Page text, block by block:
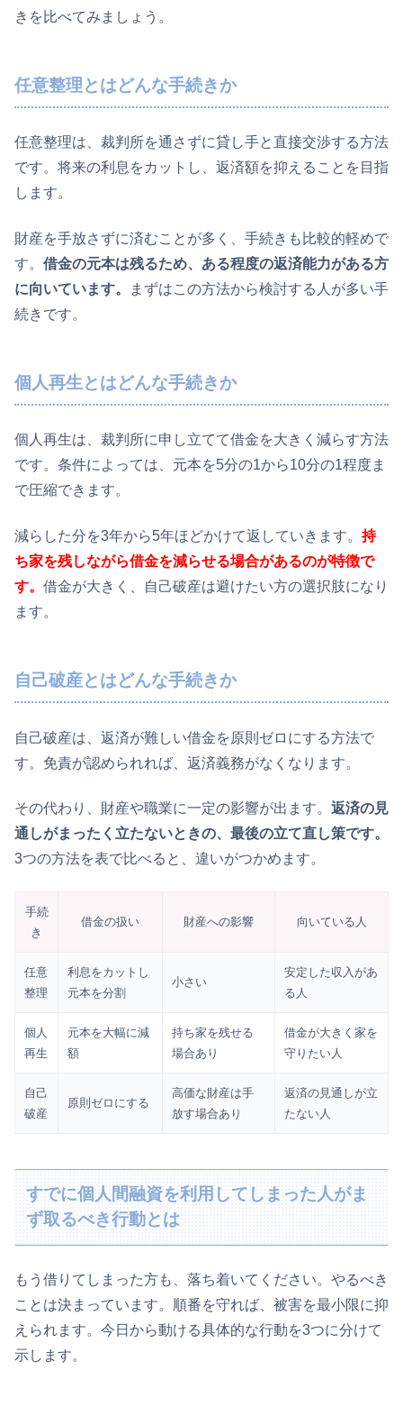
きを比べてみましょう。
任意整理とはどんな手続きか
任意整理は、裁判所を通さずに貸し手と直接交渉する方法
です。将来の利息をカットし、返済額を抑えることを目指
します。
財産を手放さずに済むことが多く、手続きも比較的軽めで
す。 借金の元本は残るため、ある程度の返済能力がある方
に向いています。
まずはこの方法から検討する人が多い手
続きです。
個人再生とはどんな手続きか
個人再生は、裁判所に申し立てて借金を大きく減らす方法
です。条件によっては、元本を5分の1から10分の1程度ま
で圧縮できます。
減らした分を3年から5年ほどかけて返していきます。 持
ち家を残しながら借金を減らせる場合があるのが特徴で
す。 借金が大きく、自己破産は避けたい方の選択肢になり
ます。
自己破産とはどんな手続きか
自己破産は、返済が難しい借金を原則ゼロにする方法で
す。免責が認められれば、返済義務がなくなります。
その代わり、財産や職業に一定の影響が出ます。 返済の見
通しがまったく立たないときの、最後の立て直し策です。
3つの方法を表で比べると、違いがつかめます。
手続
き
借金の扱い 財産への影響 向いている人
任意
整理
利息をカットし
元本を分割
小さい
安定した収入があ
る人
個人
再生
元本を大幅に減
額
持ち家を残せる
場合あり
借金が大きく家を
守りたい人
自己
破産
原則ゼロにする
高価な財産は手
放す場合あり
返済の見通しが立
たない人
すでに個人間融資を利用してしまった人がま
ず取るべき行動とは
もう借りてしまった方も、落ち着いてください。やるべき
ことは決まっています。順番を守れば、被害を最小限に抑
えられます。今日から動ける具体的な行動を3つに分けて
示します。